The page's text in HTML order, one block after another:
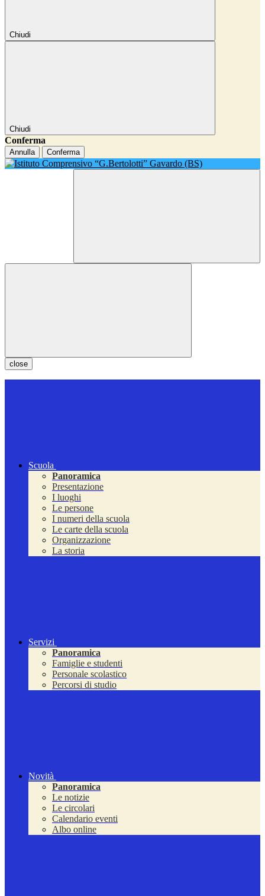
Chiudi
Chiudi
Conferma
Annulla Conferma
close
Scuola
Panoramica
Presentazione
I luoghi
Le persone
I numeri della scuola
Le carte della scuola
Organizzazione
La storia
Servizi
Panoramica
Famiglie e studenti
Personale scolastico
Percorsi di studio
Novità
Panoramica
Le notizie
Le circolari
Calendario eventi
Albo online